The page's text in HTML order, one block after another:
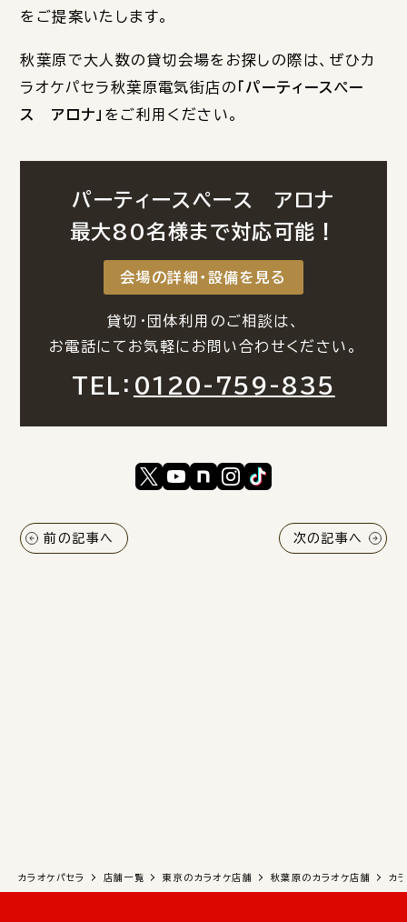
をご提案いたします。
秋葉原で大人数の貸切会場をお探しの際は、ぜひカ
ラオケパセラ秋葉原電気街店の
「パーティースペー
ス アロナ」 をご利用ください。
パーティースペース アロナ
最大80名様まで対応可能！
会場の詳細・設備を見る
貸切・団体利用のご相談は、
お電話にてお気軽にお問い合わせください。
TEL： 0120-759-835
前の記事へ 次の記事へ
カラオケパセラ 店舗一覧 東京のカラオケ店舗 秋葉原のカラオケ店舗 カ